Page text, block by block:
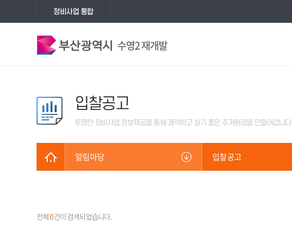
정비사업 통합
수영2 재개발
입찰공고
투명한 정비사업 정보제공을 통해 쾌적하고 살기 좋은 주거환경을 만들어갑니다
알림마당 입찰공고
전체0건이 검색되었습니다.